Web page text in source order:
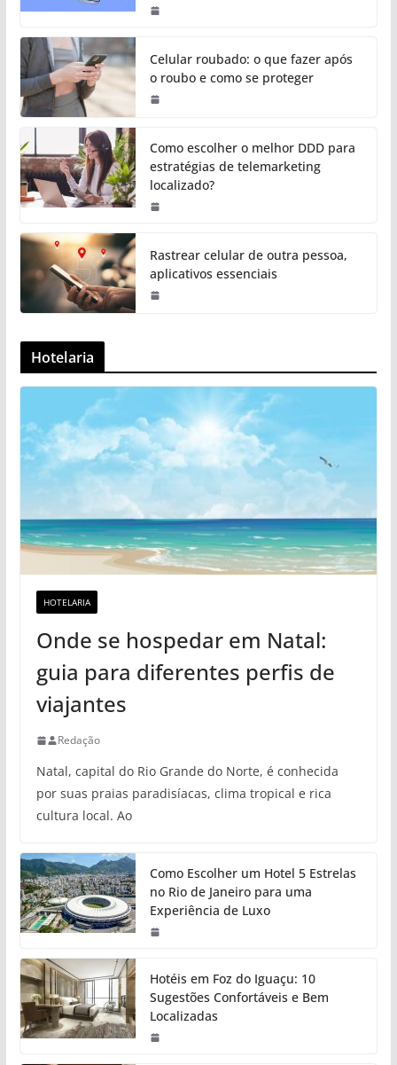
Celular roubado: o que fazer após
o roubo e como se proteger
Como escolher o melhor DDD para
estratégias de telemarketing
localizado?
Rastrear celular de outra pessoa,
aplicativos essenciais
Hotelaria
HOTELARIA
Onde se hospedar em Natal:
guia para diferentes perfis de
viajantes
Redação
Natal, capital do Rio Grande do Norte, é conhecida
por suas praias paradisíacas, clima tropical e rica
cultura local. Ao
Como Escolher um Hotel 5 Estrelas
no Rio de Janeiro para uma
Experiência de Luxo
Hotéis em Foz do Iguaçu: 10
Sugestões Confortáveis e Bem
Localizadas